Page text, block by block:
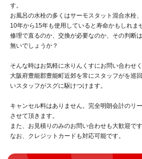
す。
お風呂の水栓の多くはサーモスタット混合水栓
10年から15年も使用していると寿命かもしれま
修理で直るのか、交換が必要なのか、その判断
無いでしょうか？
そんな時はお気軽に水りんくすにお問い合わせく
大阪府豊能郡豊能町近郊を常にスタッフがを巡
いスタッフがスグに駆けつけます。
キャンセル料はありません。完全明朗会計のリ
させて頂きます。
また、お見積りのみのお問い合わせも大歓迎です
なお、クレジットカードも対応可能です。